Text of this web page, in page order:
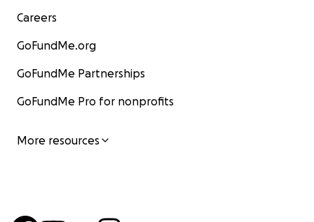
Careers
GoFundMe.org
GoFundMe Partnerships
GoFundMe Pro for nonprofits
More resources